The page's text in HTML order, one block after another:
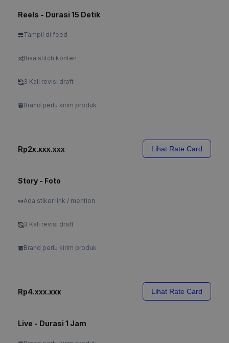
Reels - Durasi 15 Detik
Tampil di feed
Bisa stitch konten
3 Kali revisi draft
Brand perlu kirim produk
Rp2x.xxx.xxx Lihat Rate Card
Story - Foto
Ada stiker link / mention
3 Kali revisi draft
Brand perlu kirim produk
Rp4.xxx.xxx Lihat Rate Card
Live - Durasi 1 Jam